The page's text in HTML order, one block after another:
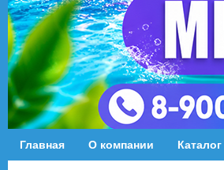
Главная О компании